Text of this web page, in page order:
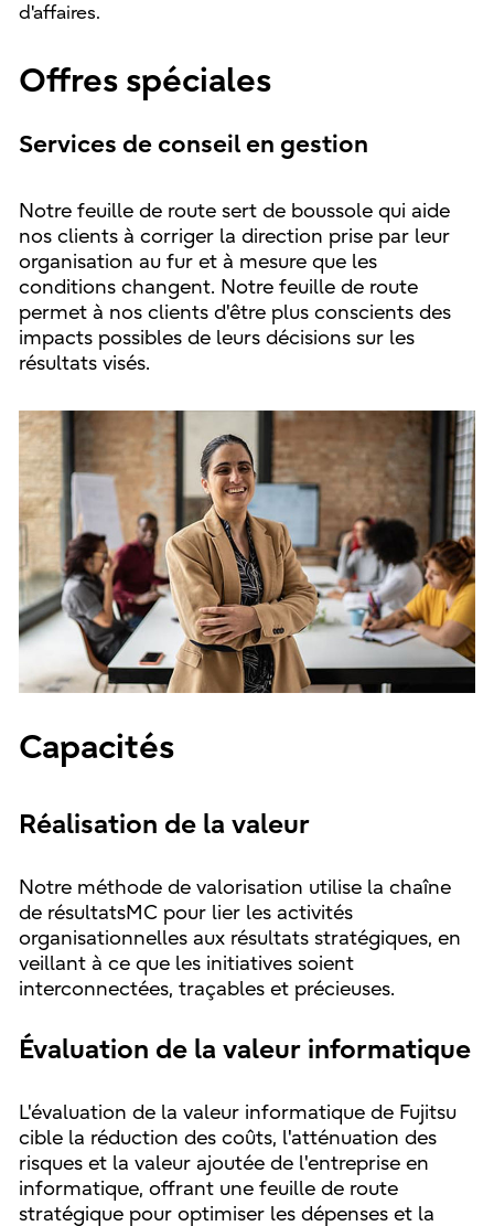
d'affaires.
Offres spéciales
Services de conseil en gestion
Notre feuille de route sert de boussole qui aide
nos clients à corriger la direction prise par leur
organisation au fur et à mesure que les
conditions changent. Notre feuille de route
permet à nos clients d'être plus conscients des
impacts possibles de leurs décisions sur les
résultats visés.
Capacités
Réalisation de la valeur
Notre méthode de valorisation utilise la chaîne
de résultatsMC pour lier les activités
organisationnelles aux résultats stratégiques, en
veillant à ce que les initiatives soient
interconnectées, traçables et précieuses.
Évaluation de la valeur informatique
L'évaluation de la valeur informatique de Fujitsu
cible la réduction des coûts, l'atténuation des
risques et la valeur ajoutée de l'entreprise en
informatique, offrant une feuille de route
stratégique pour optimiser les dépenses et la